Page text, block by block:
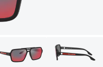
Inês